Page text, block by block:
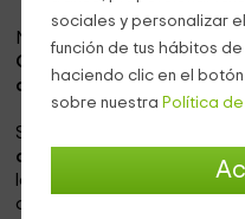
sociales y personalizar
función de tus hábitos
haciendo clic en el
sobre nuestra Política
Nuestro alojamiento se
Guadalajara
, en la que
de Peralejos de las
Se trata de un alojamiento
desconectar y disfrutar de
la vez, de ocio, donde las
activo son muy amplias.